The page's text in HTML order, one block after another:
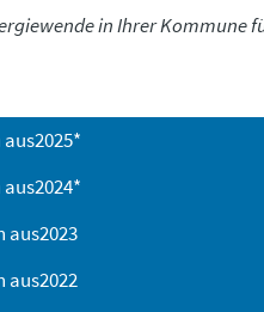
in Ihrer Kommune
aus2025*
aus2024*
aus2023
aus2022